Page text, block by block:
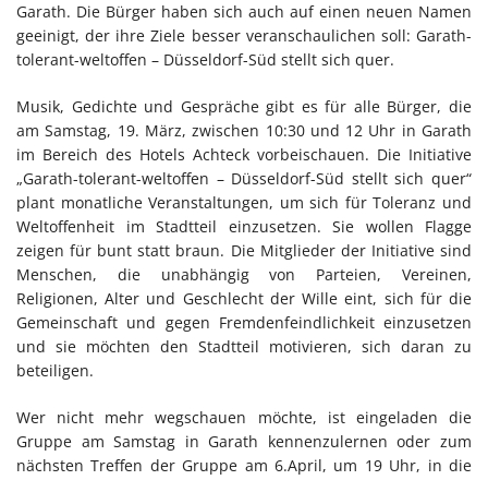
Garath. Die Bürger haben sich auch auf einen neuen Namen
geeinigt, der ihre Ziele besser veranschaulichen soll: Garath-
tolerant-weltoffen – Düsseldorf-Süd stellt sich quer.
Musik, Gedichte und Gespräche gibt es für alle Bürger, die
am Samstag, 19. März, zwischen 10:30 und 12 Uhr in Garath
im Bereich des Hotels Achteck vorbeischauen. Die Initiative
„Garath-tolerant-weltoffen – Düsseldorf-Süd stellt sich quer“
plant monatliche Veranstaltungen, um sich für Toleranz und
Weltoffenheit im Stadtteil einzusetzen. Sie wollen Flagge
zeigen für bunt statt braun. Die Mitglieder der Initiative sind
Menschen, die unabhängig von Parteien, Vereinen,
Religionen, Alter und Geschlecht der Wille eint, sich für die
Gemeinschaft und gegen Fremdenfeindlichkeit einzusetzen
und sie möchten den Stadtteil motivieren, sich daran zu
beteiligen.
Wer nicht mehr wegschauen möchte, ist eingeladen die
Gruppe am Samstag in Garath kennenzulernen oder zum
nächsten Treffen der Gruppe am 6.April, um 19 Uhr, in die